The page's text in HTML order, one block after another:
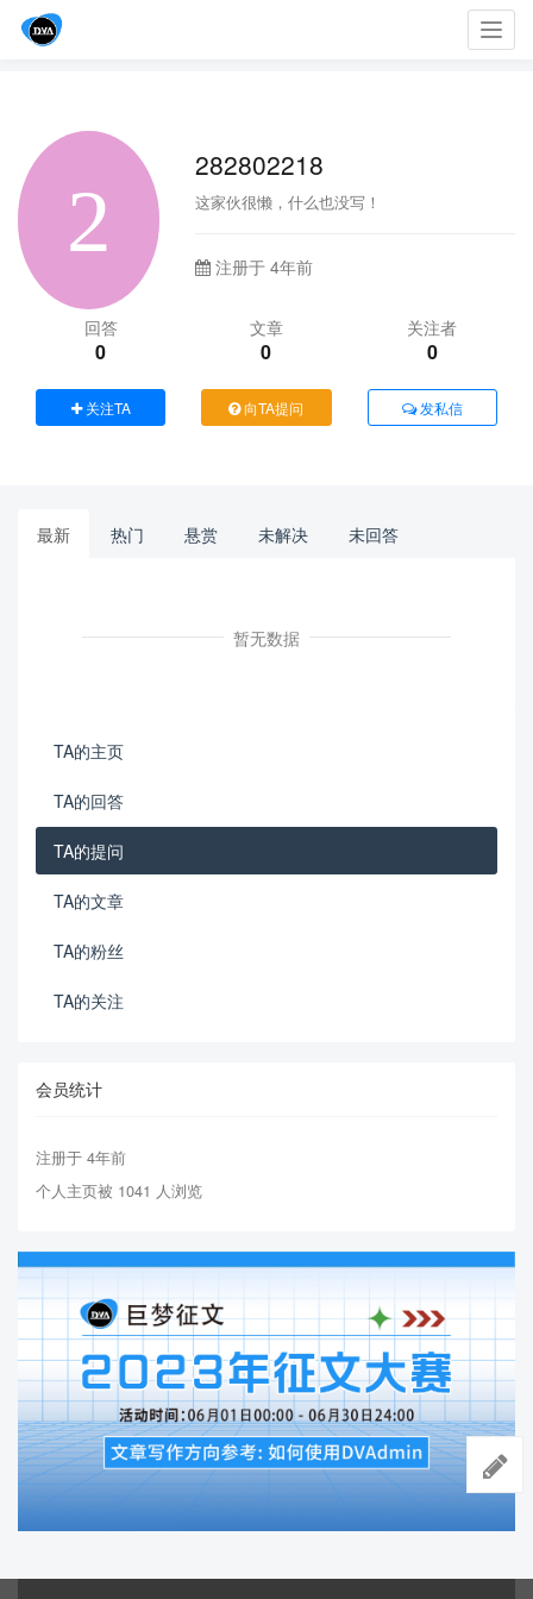
282802218
这家伙很懒，什么也没写！
注册于 4年前
回答
0
文章
0
关注者
0
关注TA 向TA提问 发私信
最新 热门 悬赏 未解决 未回答
暂无数据
TA的主页
TA的回答
TA的提问
TA的文章
TA的粉丝
TA的关注
会员统计
注册于 4年前
个人主页被 1041 人浏览